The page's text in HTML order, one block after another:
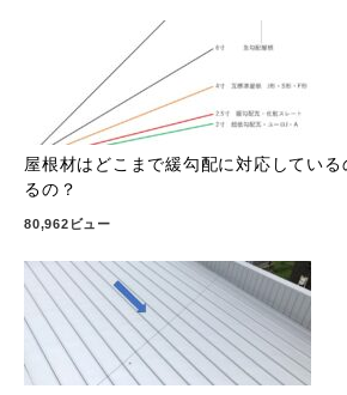
屋根材はどこまで緩勾配に対応してい
るの？
80,962ビュー